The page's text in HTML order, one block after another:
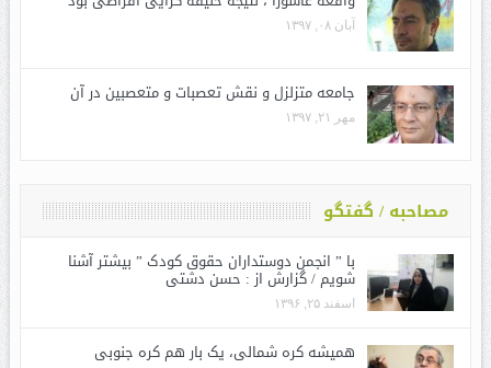
آبان ۰۸, ۱۳۹۷
جامعه متزلزل و نقش تعصبات و متعصبین در آن
مهر ۲۱, ۱۳۹۷
مصاحبه / گفتگو
با ” انجمن دوستداران حقوق کودک ” بیشتر آشنا
شویم / گزارش از : حسن دشتی
اسفند ۲۵, ۱۳۹۶
همیشه کره شمالی، یک بار هم کره جنوبی